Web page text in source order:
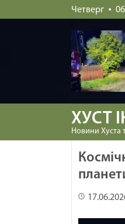
Четверг
ХУСТ
Новини Хуста